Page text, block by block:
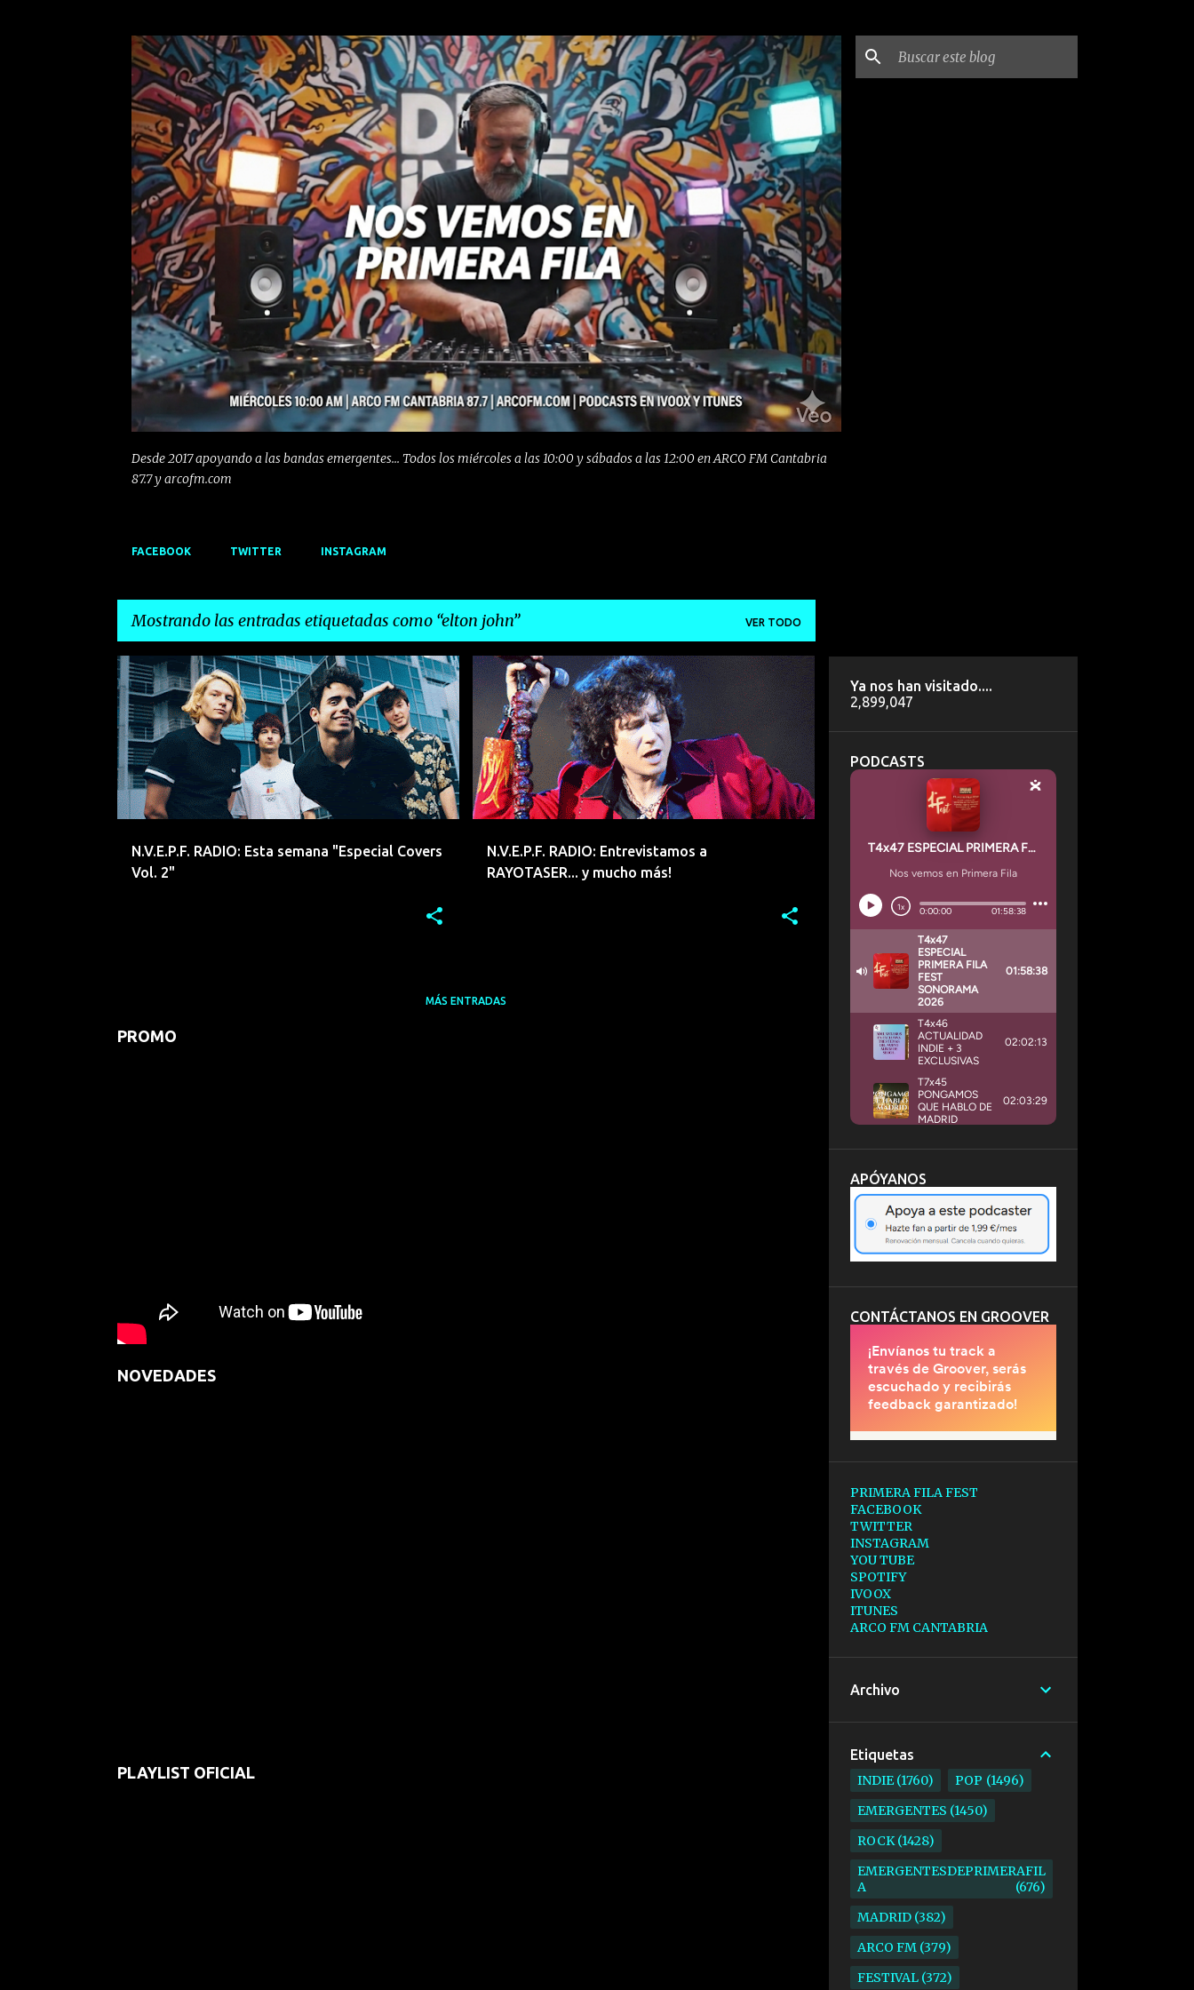
Desde 2017 apoyando a las bandas emergentes... Todos los miércoles a las 10:00 y sábados a las 12:00 en ARCO FM Cantabria
87.7 y arcofm.com
FACEBOOK TWITTER INSTAGRAM
Mostrando las entradas etiquetadas como elton john VER TODO
E
n
t
r
a
d
N.V.E.P.F. RADIO: Esta semana "Especial Covers
Vol. 2"
ARCO FM BOWIE CAROLINA DURANTE +8
N.V.E.P.F. RADIO: Entrevistamos a
RAYOTASER... y mucho más!
ARCO FM BUNBURY CANTABRIA DAVE GAHAN +10
MÁS ENTRADAS
PROMO
NOVEDADES
PLAYLIST OFICIAL
Ya nos han visitado....
2,899,047
PODCASTS
APÓYANOS
CONTÁCTANOS EN GROOVER
PRIMERA FILA FEST
FACEBOOK
TWITTER
INSTAGRAM
YOU TUBE
SPOTIFY
IVOOX
ITUNES
ARCO FM CANTABRIA
Archivo
Etiquetas
INDIE 1760 POP 1496
EMERGENTES 1450
ROCK 1428
EMERGENTESDEPRIMERAFIL
A
676
MADRID 382
ARCO FM 379
FESTIVAL 372